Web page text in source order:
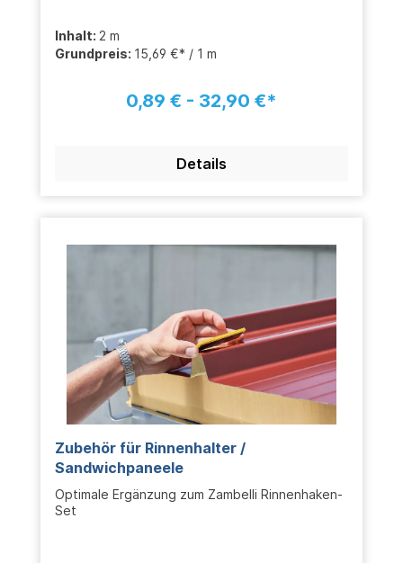
Inhalt: 2 m
Grundpreis: 15,69 €* / 1 m
0,89 € - 32,90 €*
Details
Zubehör für Rinnenhalter /
Sandwichpaneele
Optimale Ergänzung zum Zambelli Rinnenhaken-
Set